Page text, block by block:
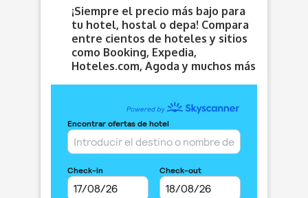
¡Siempre el precio más bajo para
tu hotel, hostal o depa! Compara
entre cientos de hoteles y sitios
como Booking, Expedia,
Hoteles.com, Agoda y muchos más